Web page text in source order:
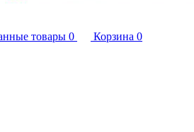
товары 0 Корзина 0